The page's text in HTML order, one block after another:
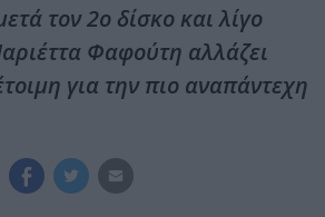
τον 2ο δίσκο και λίγο
Φαφούτη αλλάζει
για την πιο αναπάντεχη